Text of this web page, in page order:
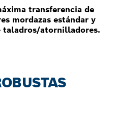
transferencia de
mordazas estándar y
taladros/atornilladores.